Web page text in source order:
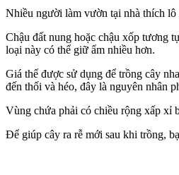
Nhiều người làm vườn tại nhà thích
Chậu đất nung hoặc chậu xốp tương
loại này có thể giữ ẩm nhiều hơn.
Giá thể được sử dụng để trồng cây
đến thối và héo, đây là nguyên nhân
Vùng chứa phải có chiều rộng xấp xỉ
Để giúp cây ra rễ mới sau khi trồng,